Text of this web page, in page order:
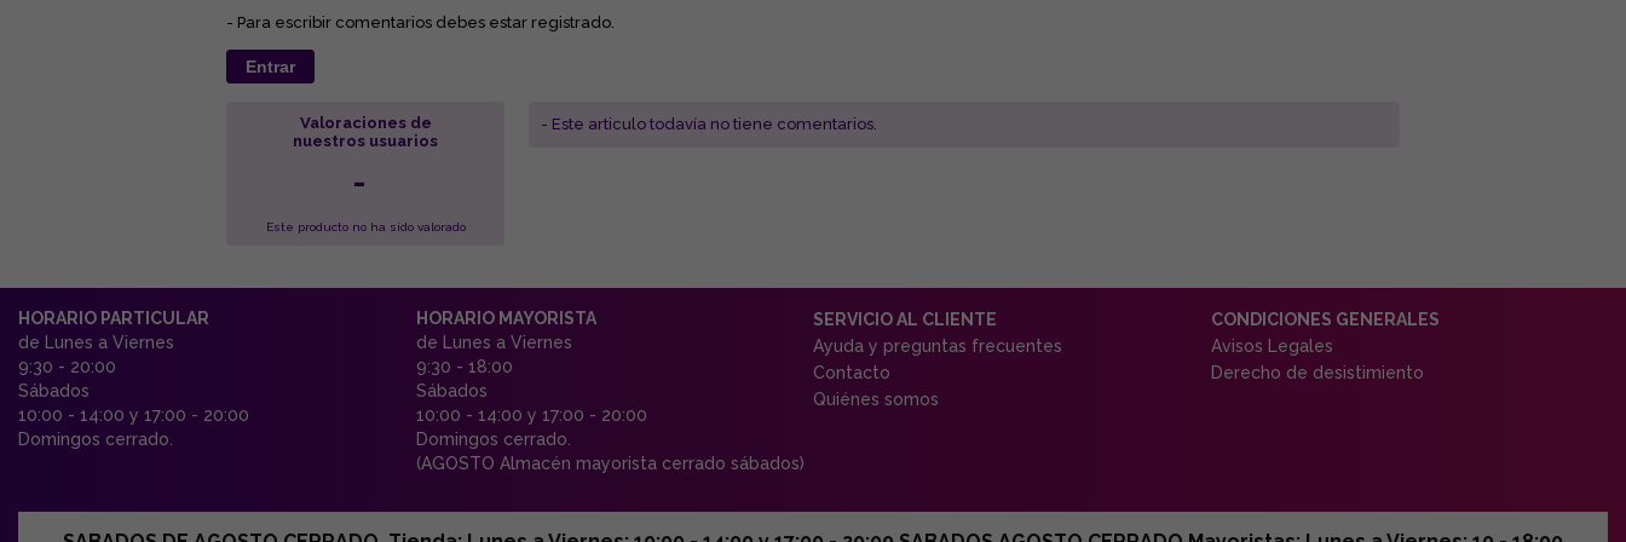
- Para escribir comentarios debes estar registrado.
Entrar
Valoraciones de
nuestros usuarios
-
Este producto no ha sido valorado
- Este articulo todavía no tiene comentarios.
HORARIO PARTICULAR
de Lunes a Viernes
9:30 - 20:00
Sábados
10:00 - 14:00 y 17:00 - 20:00
Domingos cerrado.
HORARIO MAYORISTA
de Lunes a Viernes
9:30 - 18:00
Sábados
10:00 - 14:00 y 17:00 - 20:00
Domingos cerrado.
(AGOSTO Almacén mayorista cerrado sábados)
SERVICIO AL CLIENTE
Ayuda y preguntas frecuentes
Contacto
Quiénes somos
CONDICIONES GENERALES
Avisos Legales
Derecho de desistimiento